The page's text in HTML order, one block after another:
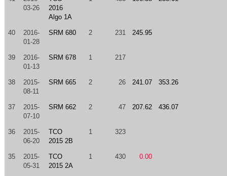
03-26
2016
Algo 1A
40
2016-
01-28
SRM 680 2 231 245.95
39
2016-
01-13
SRM 678 1 217
38
2015-
08-11
SRM 665 2 26 241.07 353.26
37
2015-
07-10
SRM 662 2 47 207.62 436.07
36
2015-
06-20
TCO
2015 2B
1 323
35
2015-
05-31
TCO
2015 2A
1 430 0.00